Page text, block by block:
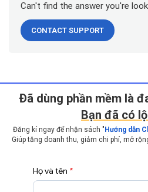
Can't find the answer you're
CONTACT SUPPORT
Ðã dùng phần mềm là
Bạn đã có
Đăng kí ngay để nhận sách " Hướng dẫn
Giúp tăng doanh thu, giảm chi phí, mở
Họ và tên *